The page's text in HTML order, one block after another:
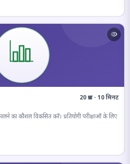
20 प्रश्न · 10 मिनट
का कौशल विकसित करें। प्रतियोगी परीक्षाओं के लिए